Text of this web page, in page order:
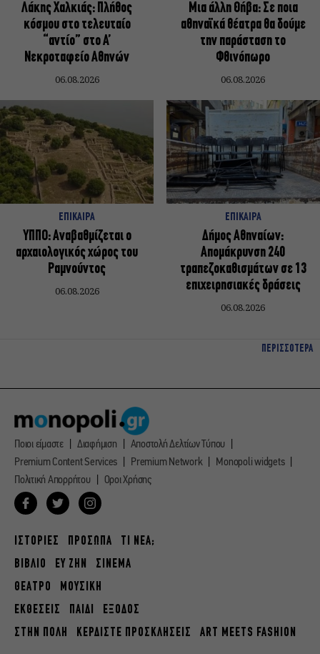
Λάκης Χαλκιάς: Πλήθος
κόσμου στο τελευταίο
“αντίο” στο Α’
Νεκροταφείο Αθηνών
06.08.2026
Μια άλλη Θήβα: Σε ποια
αθηναϊκά θέατρα θα δούμε
την παράσταση το
Φθινόπωρο
06.08.2026
ΕΠΙΚΑΙΡΑ
ΥΠΠΟ: Αναβαθμίζεται ο
αρχαιολογικός χώρος του
Ραμνούντος
06.08.2026
ΕΠΙΚΑΙΡΑ
Δήμος Αθηναίων:
Απομάκρυνση 240
τραπεζοκαθισμάτων σε 13
επιχειρησιακές δράσεις
06.08.2026
ΠΕΡΙΣΣΟΤΕΡΑ
Ποιοι είμαστε Διαφήμιση
Αποστολή Δελτίων Τύπου
Premium Content Services
Premium Network
Monopoli widgets
Πολιτική Απορρήτου
Οροι Χρήσης
ΙΣΤΟΡΙΕΣ ΠΡΟΣΩΠΑ
ΤΙ ΝΕΑ;
ΒΙΒΛΙΟ
ΕΥ ΖΗΝ
ΣΙΝΕΜΑ
ΘΕΑΤΡΟ
ΜΟΥΣΙΚΗ
ΕΚΘΕΣΕΙΣ
ΠΑΙΔΙ
ΕΞΟΔΟΣ
ΣΤΗΝ ΠΟΛΗ
ΚΕΡΔΙΣΤΕ ΠΡΟΣΚΛΗΣΕΙΣ ART MEETS FASHION